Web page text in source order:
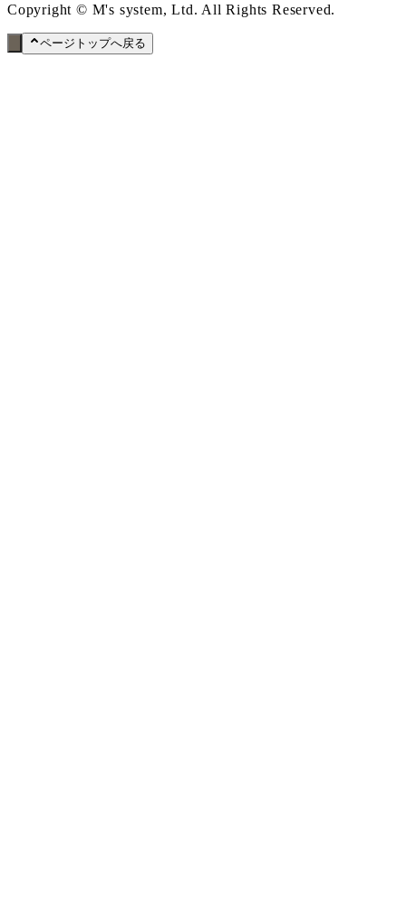
Copyright © M's system, Ltd. All Rights Reserved.
ページトップへ戻る